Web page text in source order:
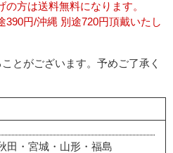
方は送料無料になります。
円/沖縄 別途720円頂戴いたし
とがございます。予めご了承く
田・宮城・山形・福島